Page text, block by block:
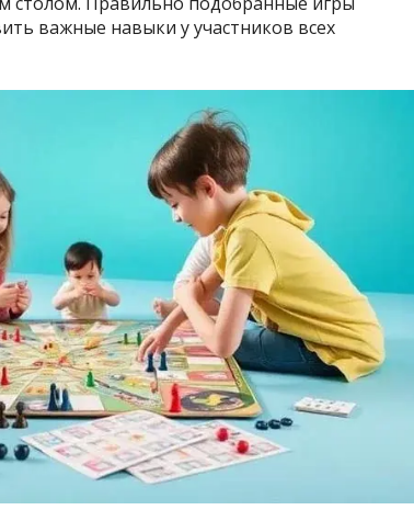
важные навыки у участников всех